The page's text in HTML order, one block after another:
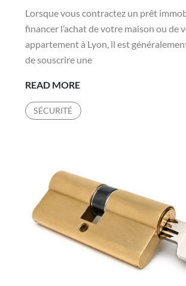
Lorsque vous contractez un prêt
financer l’achat de votre maison ou de
appartement à Lyon, il est
de souscrire une
READ MOREQUELS
LES
DE
MON
DOSSIER
D’ASSURANCE
PRÊT
IMMOBILIER
SÉCURITÉ